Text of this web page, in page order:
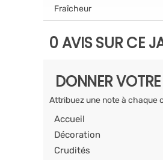
Fraîcheur
0 AVIS SUR CE
DONNER
Attribuez une note à chaque
Accueil
Décoration
Crudités